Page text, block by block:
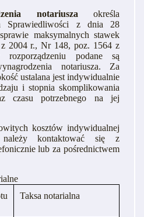
notariusza określa
Sprawiedliwości z dnia 28
maksymalnych stawek
2004 r., Nr 148, poz. 1564 z
podane są
notariusza. Za
ustalana jest indywidualnie
i stopnia skomplikowania
czasu potrzebnego na jej
kosztów indywidualnej
należy kontaktować się z
lub za pośrednictwem
Taksa notarialna